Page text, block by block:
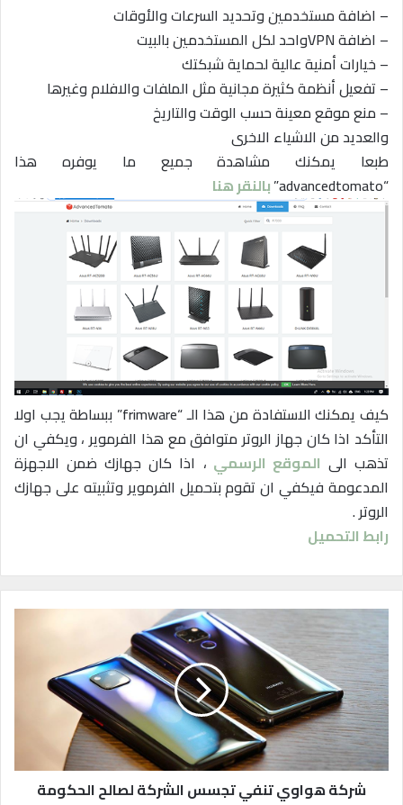
– اضافة مستخدمين وتحديد السرعات والأوقات
– اضافة VPNواحد لكل المستخدمين بالبيت
– خيارات أمنية عالية لحماية شبكتك
– تفعيل أنظمة كثيرة مجانية مثل الملفات والافلام وغيرها
– منع موقع معينة حسب الوقت والتاريخ
والعديد من الاشياء الاخرى
طبعا يمكنك مشاهدة جميع ما يوفره هذا
“advancedtomato”
بالنقر هنا
كيف يمكنك الاستفادة من هذا الـ “frimware” ببساطة يجب اولا
التأكد اذا كان جهاز الروتر متوافق مع هذا الفرموير ، ويكفي ان
تذهب الى الموقع الرسمي ، اذا كان جهازك ضمن الاجهزة
المدعومة فيكفي ان تقوم بتحميل الفرموير وتثبيته على جهازك
الروتر .
رابط التحميل
ش
ر
ك
ة
ه
و
ا
و
ي
شركة هواوي تنفي تجسس الشركة لصالح الحكومة